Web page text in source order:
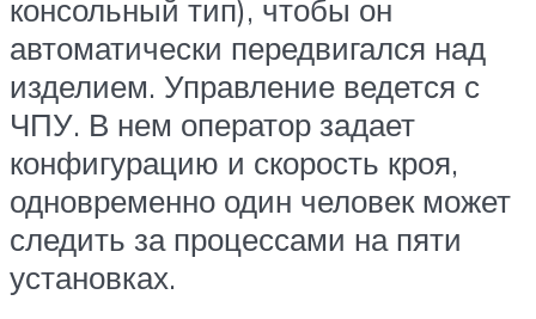
консольный тип), чтобы он
автоматически передвигался над
изделием. Управление ведется с
ЧПУ. В нем оператор задает
конфигурацию и скорость кроя,
одновременно один человек может
следить за процессами на пяти
установках.